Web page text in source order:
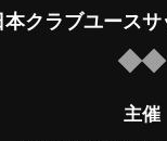
本クラブユース
主催